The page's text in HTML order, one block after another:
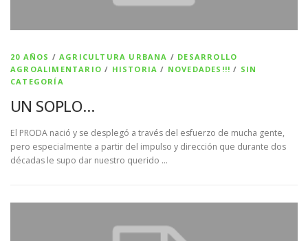
20 AÑOS /AGRICULTURA URBANA / DESARROLLO
AGROALIMENTARIO / HISTORIA / NOVEDADES!!! / SIN
CATEGORÍA
UN SOPLO…
El PRODA nació y se desplegó a través del esfuerzo de mucha gente,
pero especialmente a partir del impulso y dirección que durante dos
décadas le supo dar nuestro querido …